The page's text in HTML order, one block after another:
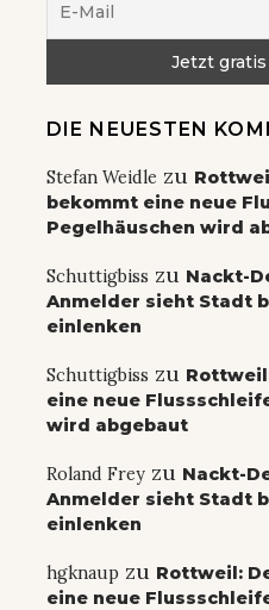
DIE NEUESTEN
Stefan Weidle zu
bekommt eine neue
Pegelhäuschen wird
Schuttigbiss zu Nackt-
Anmelder sieht Stadt
einlenken
Schuttigbiss zu
eine neue
wird abgebaut
Roland Frey zu Nackt-
Anmelder sieht Stadt
einlenken
hgknaup zu Rottweil:
eine neue